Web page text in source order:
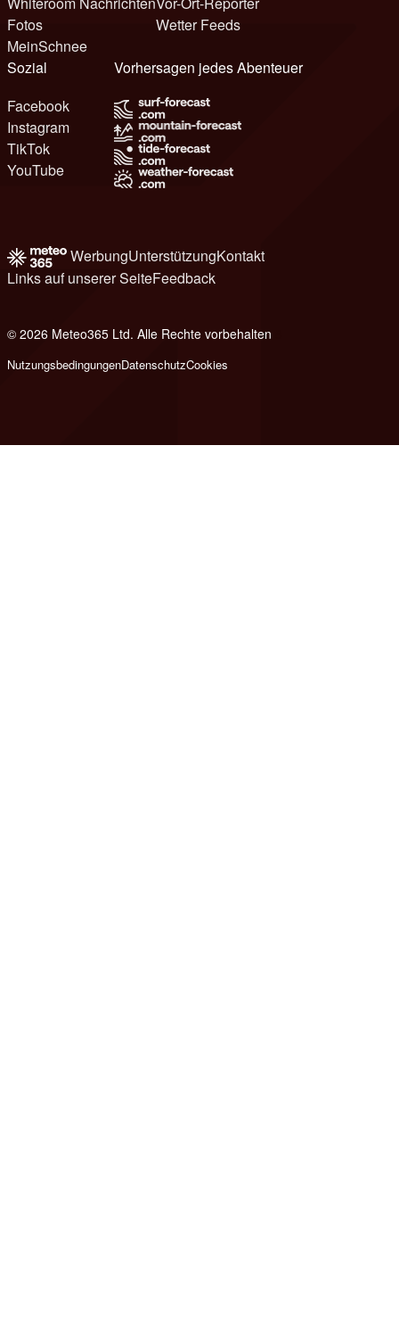
Fotos
MeinSchnee
Wetter Feeds
Sozial
Facebook
Instagram
TikTok
YouTube
Vorhersagen jedes Abenteuer
WerbungUnterstützungKontakt
Links auf unserer SeiteFeedback
© 2026 Meteo365 Ltd. Alle Rechte vorbehalten
NutzungsbedingungenDatenschutzCookies